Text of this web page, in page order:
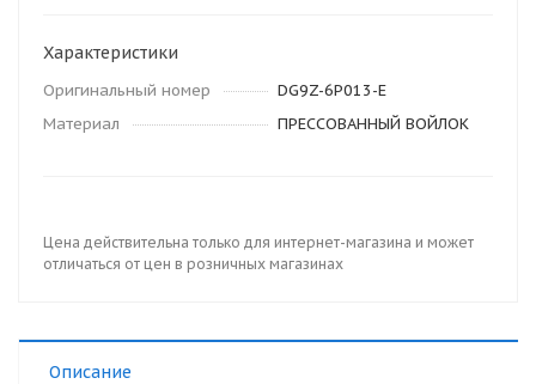
Характеристики
Оригинальный номер
DG9Z-6P013-E
Материал
ПРЕССОВАННЫЙ ВОЙЛОК
Цена действительна только для интернет-магазина и может
отличаться от цен в розничных магазинах
Описание